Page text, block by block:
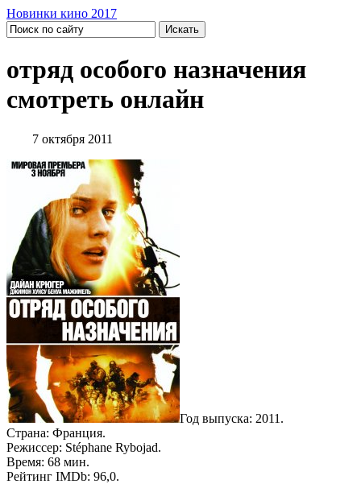
Новинки кино 2017
отряд особого назначения
смотреть онлайн
7 октября 2011
Год выпуска: 2011.
Страна: Франция.
Режиссер: Stéphane Rybojad.
Время: 68 мин.
Рейтинг IMDb: 96,0.